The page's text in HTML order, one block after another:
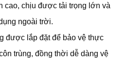
cao, chịu được tải trọng lớn và
ngoài trời.
được lắp đặt để bảo vệ thực
trùng, đồng thời dễ dàng vệ